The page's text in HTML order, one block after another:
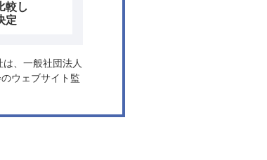
較し
定
、一般社団法人
ウェブサイト監